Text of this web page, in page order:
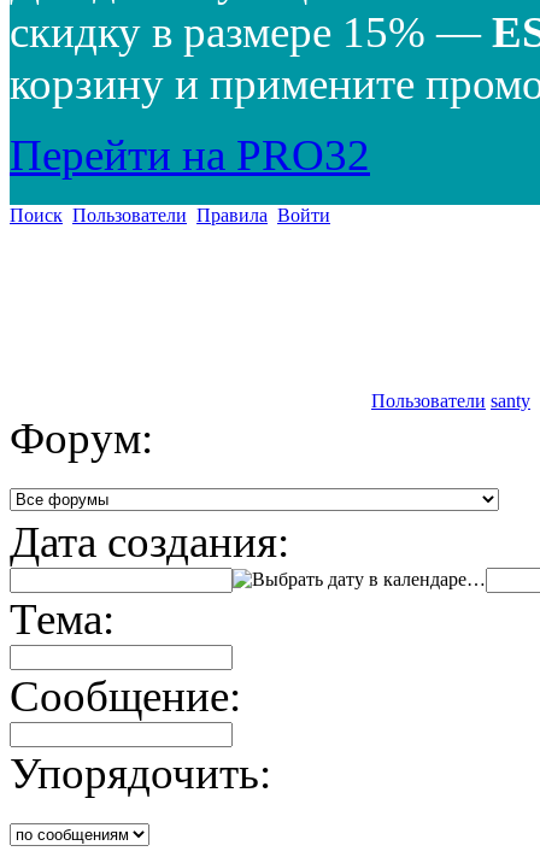
скидку в размере 15% —
корзину и примените
Перейти на PRO32
Поиск Пользователи Правила Войти
Пользователи santy
Форум:
Дата создания:
…
Тема:
Сообщение:
Упорядочить: